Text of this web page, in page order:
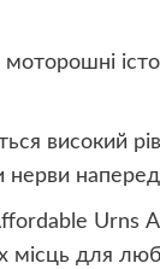
високий
Urns
місць для